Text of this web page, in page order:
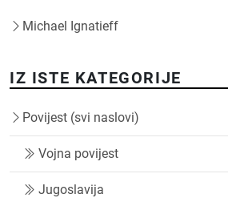
Michael Ignatieff
IZ ISTE KATEGORIJE
Povijest (svi naslovi)
Vojna povijest
Jugoslavija